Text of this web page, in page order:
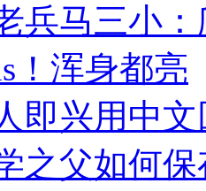
兵马三小
！浑身都亮
即兴用中
之父如何